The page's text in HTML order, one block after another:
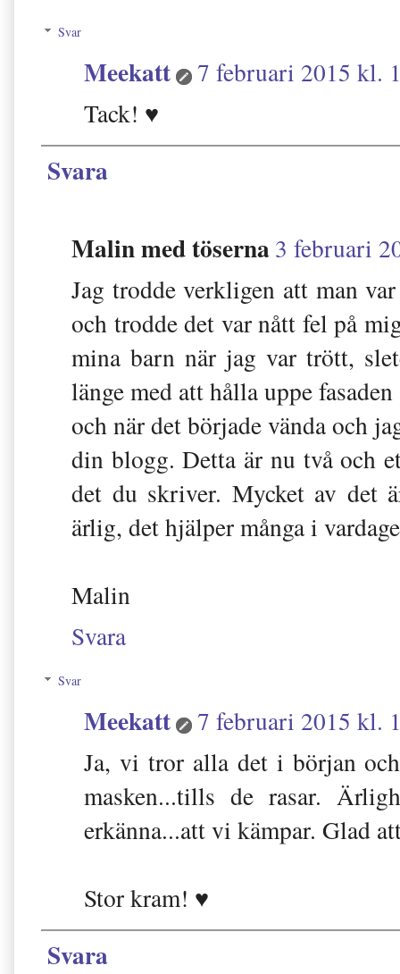
Svar
Meekatt
7 februari 2015 kl.
Tack! ♥
Svara
Malin med töserna3 februari
Jag trodde verkligen att man
och trodde det var nått fel på
mina barn när jag var trött,
länge med att hålla uppe
och när det började vända och
din blogg. Detta är nu två och
det du skriver. Mycket av det
ärlig, det hjälper många i
Malin
Svara
Svar
Meekatt
7 februari 2015 kl.
Ja, vi tror alla det i början
masken...tills de rasar.
erkänna...att vi kämpar. Glad
Stor kram! ♥
Svara